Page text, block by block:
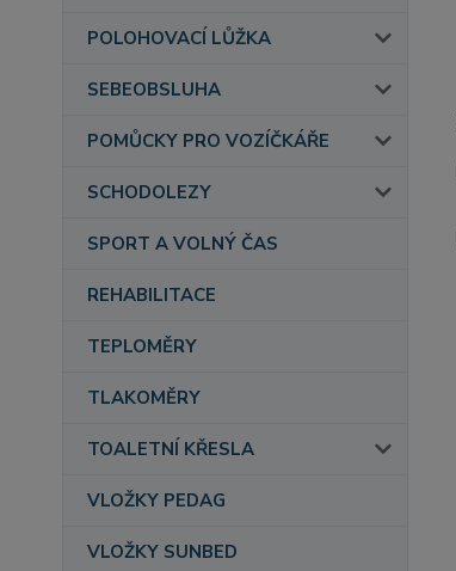
POLOHOVACÍ LŮŽKA
SEBEOBSLUHA
POMŮCKY PRO VOZÍČKÁŘE
SCHODOLEZY
SPORT A VOLNÝ ČAS
REHABILITACE
TEPLOMĚRY
TLAKOMĚRY
TOALETNÍ KŘESLA
VLOŽKY PEDAG
VLOŽKY SUNBED